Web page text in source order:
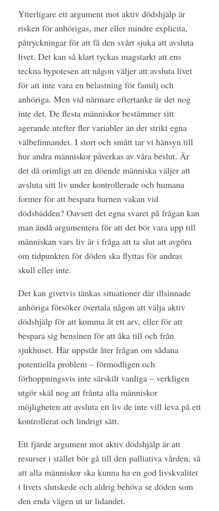
Ytterligare ett argument mot aktiv dödshjälp är
risken för anhörigas, mer eller mindre explicita,
påtryckningar för att få den svårt sjuka att avsluta
livet. Det kan så klart tyckas magstarkt att ens
teckna hypotesen att någon väljer att avsluta livet
för att inte vara en belastning för familj och
anhöriga. Men vid närmare eftertanke är det nog
inte det. De flesta människor bestämmer sitt
agerande utefter fler variabler än det strikt egna
välbefinnandet. I stort och smått tar vi hänsyn till
hur andra människor påverkas av våra beslut. Är
det då orimligt att en döende människa väljer att
avsluta sitt liv under kontrollerade och humana
former för att bespara barnen vakan vid
dödsbädden? Oavsett det egna svaret på frågan kan
man ändå argumentera för att det bör vara upp till
människan vars liv är i fråga att ta slut att avgöra
om tidpunkten för döden ska flyttas för andras
skull eller inte.
Det kan givetvis tänkas situationer där illsinnade
anhöriga försöker övertala någon att välja aktiv
dödshjälp för att komma åt ett arv, eller för att
bespara sig bensinen för att åka till och från
sjukhuset. Här uppstår åter frågan om sådana
potentiella problem – förmodligen och
förhoppningsvis inte särskilt vanliga – verkligen
utgör skäl nog att frånta alla människor
möjligheten att avsluta ett liv de inte vill leva på ett
kontrollerat och lindrigt sätt.
Ett fjärde argument mot aktiv dödshjälp är att
resurser i stället bör gå till den palliativa vården, så
att alla människor ska kunna ha en god livskvalitet
i livets slutskede och aldrig behöva se döden som
den enda vägen ut ur lidandet.